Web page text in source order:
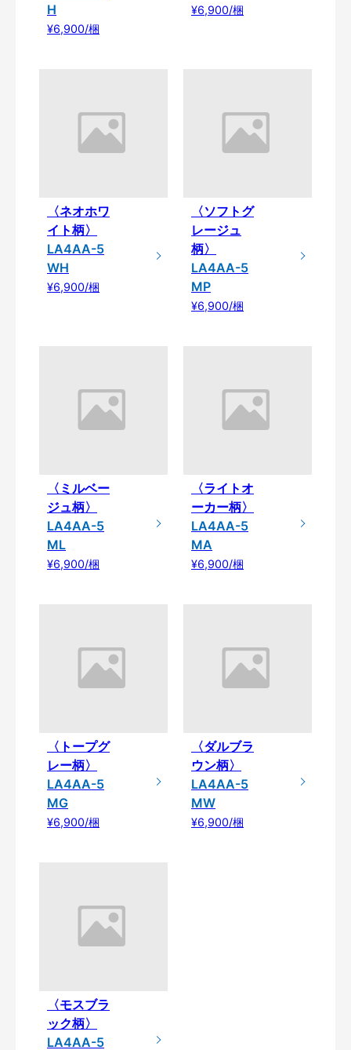
H
¥6,900/梱
¥6,900/梱
〈ネオホワ
イト柄〉
LA4AA-5
WH
¥6,900/梱
〈ソフトグ
レージュ
柄〉
LA4AA-5
MP
¥6,900/梱
〈ミルベー
ジュ柄〉
LA4AA-5
ML
¥6,900/梱
〈ライトオ
ーカー柄〉
LA4AA-5
MA
¥6,900/梱
〈トープグ
レー柄〉
LA4AA-5
MG
¥6,900/梱
〈ダルブラ
ウン柄〉
LA4AA-5
MW
¥6,900/梱
〈モスブラ
ック柄〉
LA4AA-5